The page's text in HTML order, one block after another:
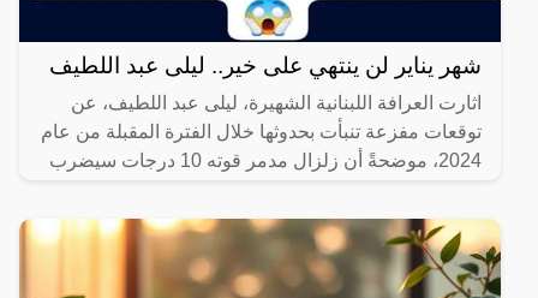
شهر يناير لن ينتهي على خير.. ليلى عبد اللطيف
اثارت العرافة اللبنانية الشهيرة، ليلى عبد اللطيف، عن
توقعات مفزعة تنبأت بحدوثها خلال الفترة المقبلة من عام
2024، موضحةً أن زلزال مدمر قوته 10 درجات سيضرب